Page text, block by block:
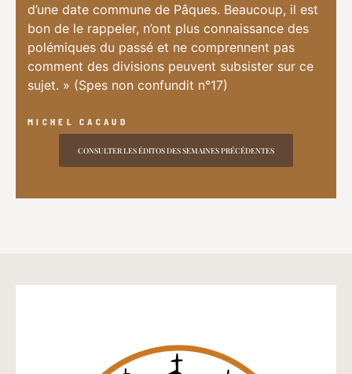
d’une date commune de Pâques. Beaucoup, il est
bon de le rappeler, n’ont plus connaissance des
polémiques du passé et ne comprennent pas
comment des divisions peuvent subsister sur ce
sujet. » (Spes non confundit n°17)
MICHEL CACAUD
CONSULTER LES ÉDITOS DES SEMAINES PRÉCÉDENTES